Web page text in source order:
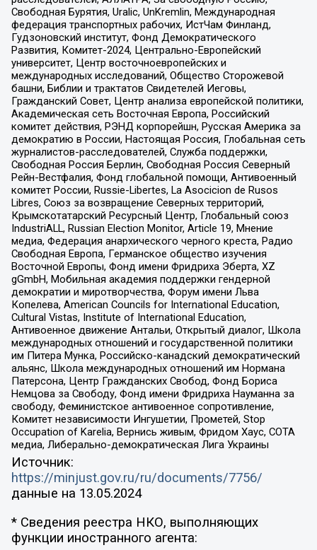
Свободная Бурятия, Uralic, UnKremlin, Международная
федерация транспортных рабочих, ИстЧам Финланд,
Гудзоновский институт, Фонд Демократического
Развития, Комитет-2024, Центрально-Европейский
университет, Центр восточноевропейских и
международных исследований, Общество Сторожевой
башни, Библии и трактатов Свидетелей Иеговы,
Гражданский Совет, Центр анализа европейской политики,
Академическая сеть Восточная Европа, Российский
комитет действия, РЭНД корпорейшн, Русская Америка за
демократию в России, Настоящая Россия, Глобальная сеть
журналистов-расследователей, Служба поддержки,
Свободная Россия Берлин, Свободная Россия Северный
Рейн-Вестфалия, Фонд глобальной помощи, Антивоенный
комитет России, Russie-Libertes, La Asocicion de Rusos
Libres, Союз за возвращение Северных территорий,
Крымскотатарский Ресурсный Центр, Глобальный союз
IndustriALL, Russian Election Monitor, Article 19, Мнение
медиа, Федерация анархического черного креста, Радио
Свободная Европа, Германское общество изучения
Восточной Европы, Фонд имени Фридриха Эберта, XZ
gGmbH, Мобильная академия поддержки гендерной
демократии и миротворчества, Форум имени Льва
Копелева, American Councils for International Education,
Cultural Vistas, Institute of International Education,
Антивоенное движение Антальи, Открытый диалог, Школа
международных отношений и государственной политики
им Питера Мунка, Российско-канадский демократический
альянс, Школа международных отношений им Нормана
Патерсона, Центр Гражданских Свобод, Фонд Бориса
Немцова за Свободу, Фонд имени Фридриха Науманна за
свободу, Феминистское антивоенное сопротивление,
Комитет независимости Ингушетии, Прометей, Stop
Occupation of Karelia, Вернись живым, Фридом Хаус, СОТА
медиа, Либерально-демократическая Лига Украины
Источник:
https://minjust.gov.ru/ru/documents/7756/
данные на 13.05.2024
* Сведения реестра НКО, выполняющих
функции иностранного агента: